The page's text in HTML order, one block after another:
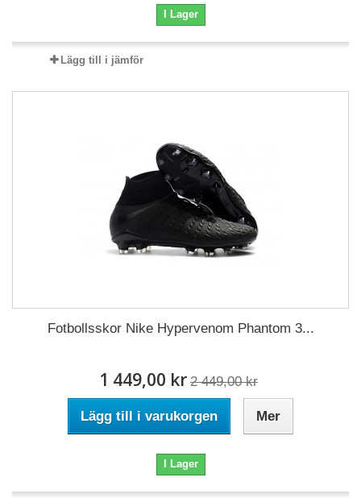
I Lager
Lägg till i jämför
Fotbollsskor Nike Hypervenom Phantom 3...
1 449,00 kr 2 449,00 kr
Lägg till i varukorgen Mer
I Lager